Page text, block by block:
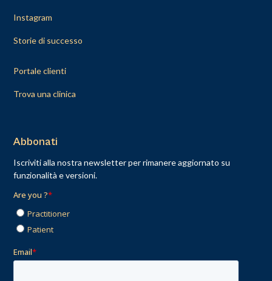
Instagram
Storie di successo
Portale clienti
Trova una clinica
Abbonati
Iscriviti alla nostra newsletter per rimanere aggiornato su
funzionalità e versioni.